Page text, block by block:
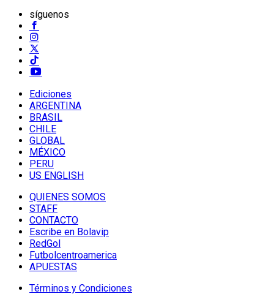
síguenos
Ediciones
ARGENTINA
BRASIL
CHILE
GLOBAL
MÉXICO
PERU
US ENGLISH
QUIENES SOMOS
STAFF
CONTACTO
Escribe en Bolavip
RedGol
Futbolcentroamerica
APUESTAS
Términos y Condiciones